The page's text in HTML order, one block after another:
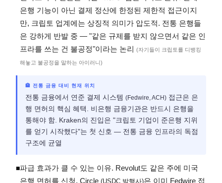
은행 기능이 아닌 결제 정산에 한정된 제한적 접근이지
만, 크립토 업계에는 상징적 의미가 압도적. 전통 은행들
은 강하게 반발 중 — "같은 규제를 받지 않으면서 같은 인
프라를 쓰는 건 불공정"이라는 논리 (자기들이 크립토를 디뱅킹
해놓고 불공정을 말하는 아이러니)
🏦 전통 금융 대비 현재 위치
전통 금융에서 연준 결제 시스템 (Fedwire, ACH) 접근은 은
행 면허의 핵심 혜택. 비은행 금융기관은 반드시 은행을
통해야 함. Kraken의 진입은 "크립토 기업이 준은행 지위
를 얻기 시작했다"는 첫 신호 — 전통 금융 인프라의 독점
구조에 균열
◾파급 효과가 클 수 있는 이유. Revolut도 같은 주에 미국
은행 면허를 신청. Circle (USDC 발행사)은 이미 Fedwire 접